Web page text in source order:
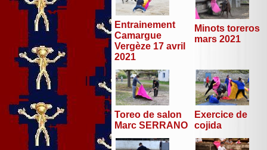
Entrainement
Camargue
Vergèze 17 avril
2021
Minots toreros
mars 2021
Toreo de salon
Marc SERRANO
Exercice de
cojida